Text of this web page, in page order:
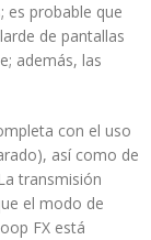
es probable que
de pantallas
además, las
con el uso
así como de
transmisión
el modo de
FX está